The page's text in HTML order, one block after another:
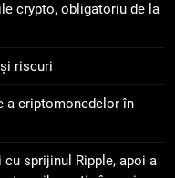
nouă viziune asupra
FC Barcelona
implicarea
crypto, obligatoriu de la
riscuri
a criptomonedelor în
sprijinul Ripple, apoi a